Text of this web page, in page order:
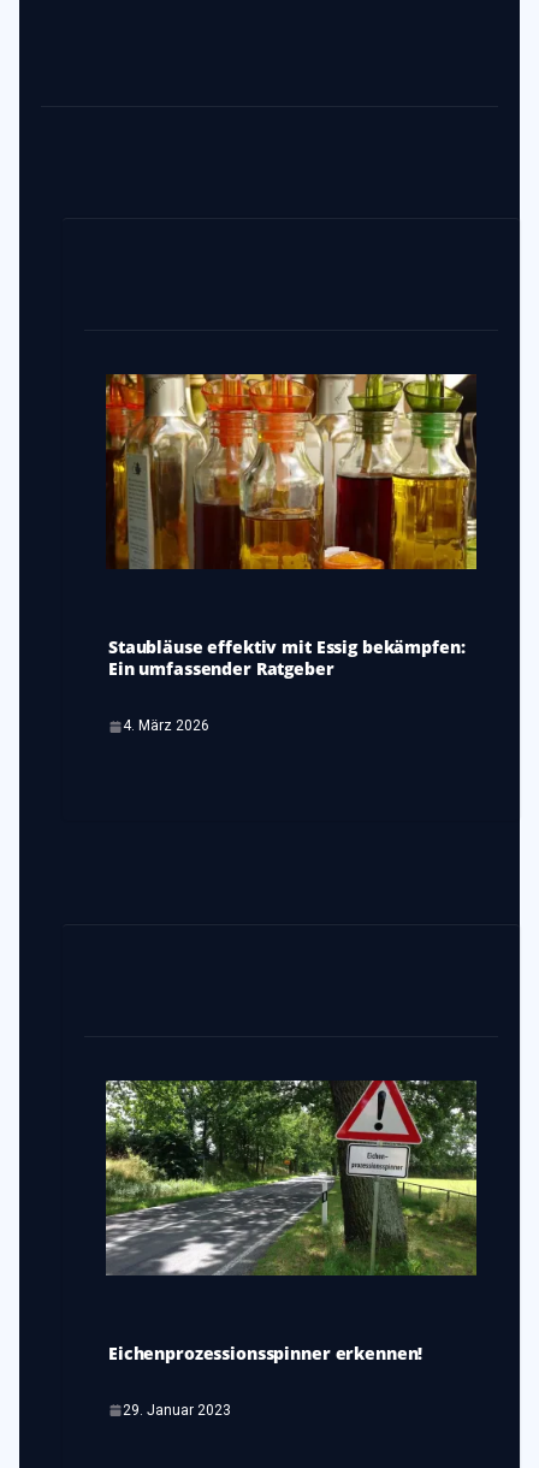
Staubläuse effektiv mit Essig bekämpfen:
Ein umfassender Ratgeber
4. März 2026
Eichenprozessionsspinner erkennen!
29. Januar 2023